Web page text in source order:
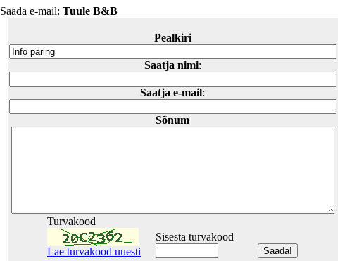
Saada e-mail: Tuule B&B
Pealkiri
Saatja nimi:
Saatja e-mail:
Sõnum
Turvakood
Lae turvakood uuesti
Sisesta turvakood